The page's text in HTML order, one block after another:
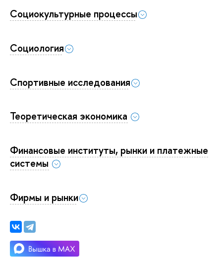
Социокультурные процессы
Социология
Спортивные исследования
Теоретическая экономика
Финансовые институты, рынки и платежные
системы
Фирмы и рынки